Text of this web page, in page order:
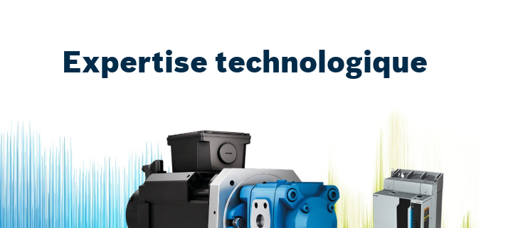
Expertise technologique